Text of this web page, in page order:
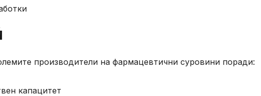
производители на фармацевтични суровини поради:
капацитет